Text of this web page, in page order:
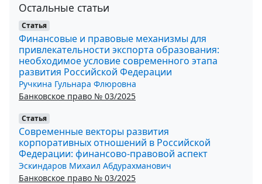
Остальные статьи
Статья
Финансовые и правовые механизмы для
привлекательности экспорта образования:
необходимое условие современного этапа
развития Российской Федерации
Ручкина Гульнара Флюровна
Банковское право № 03/2025
Статья
Современные векторы развития
корпоративных отношений в Российской
Федерации: финансово-правовой аспект
Эскиндаров Михаил Абдурахманович
Банковское право № 03/2025